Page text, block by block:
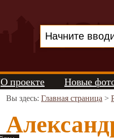
О проекте Новые
Вы здесь: Главная страница >